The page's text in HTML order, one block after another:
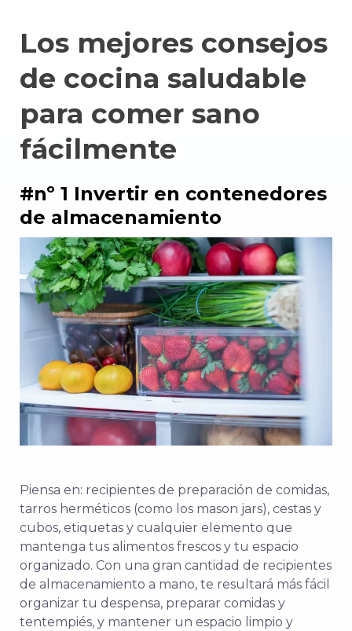
Los mejores consejos
de cocina saludable
para comer sano
fácilmente
#nº 1 Invertir en contenedores
de almacenamiento
Piensa en: recipientes de preparación de comidas,
tarros herméticos (como los mason jars), cestas y
cubos, etiquetas y cualquier elemento que
mantenga tus alimentos frescos y tu espacio
organizado. Con una gran cantidad de recipientes
de almacenamiento a mano, te resultará más fácil
organizar tu despensa, preparar comidas y
tentempiés, y mantener un espacio limpio y